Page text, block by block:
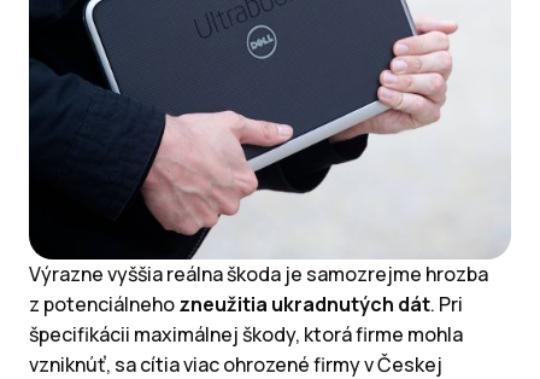
Výrazne vyššia reálna škoda je samozrejme hrozba
z potenciálnehozneužitia ukradnutých dát. Pri
špecifikácii maximálnej škody, ktorá firme mohla
vzniknúť, sa cítia viac ohrozené firmy v Českej